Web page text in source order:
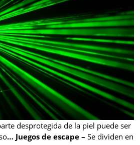
desprotegida de la piel puede ser
… Juegos de escape – Se dividen en